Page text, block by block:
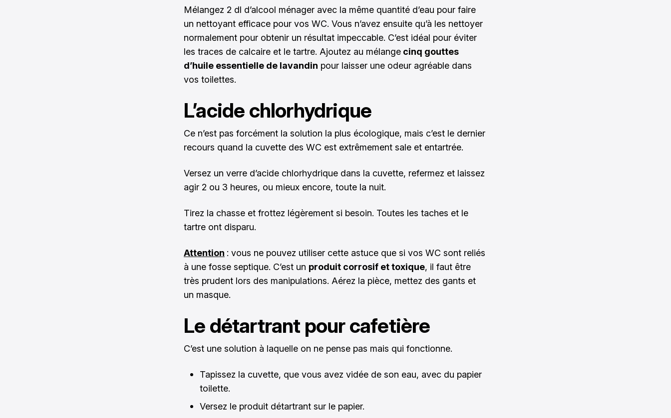
Mélangez 2 dl d’alcool ménager avec la même quantité d’eau pour faire
un nettoyant efficace pour vos WC. Vous n’avez ensuite qu’à les nettoyer
normalement pour obtenir un résultat impeccable. C’est idéal pour éviter
les traces de calcaire et le tartre. Ajoutez au mélange cinq gouttes
d’huile essentielle de lavandin pour laisser une odeur agréable dans
vos toilettes.
L’acide chlorhydrique
Ce n’est pas forcément la solution la plus écologique, mais c’est le dernier
recours quand la cuvette des WC est extrêmement sale et entartrée.
Versez un verre d’acide chlorhydrique dans la cuvette, refermez et laissez
agir 2 ou 3 heures, ou mieux encore, toute la nuit.
Tirez la chasse et frottez légèrement si besoin. Toutes les taches et le
tartre ont disparu.
Attention : vous ne pouvez utiliser cette astuce que si vos WC sont reliés
à une fosse septique. C’est un produit corrosif et toxique, il faut être
très prudent lors des manipulations. Aérez la pièce, mettez des gants et
un masque.
Le détartrant pour cafetière
C’est une solution à laquelle on ne pense pas mais qui fonctionne.
Tapissez la cuvette, que vous avez vidée de son eau, avec du papier
toilette.
Versez le produit détartrant sur le papier.